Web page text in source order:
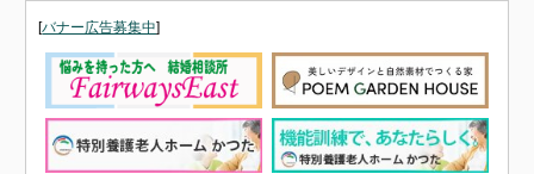
[バナー広告募集中]